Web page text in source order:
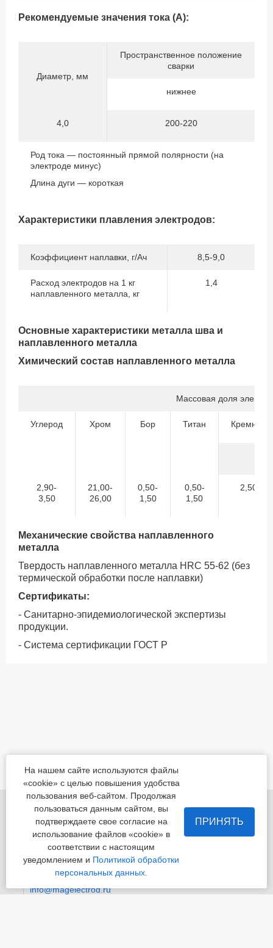
Рекомендуемые значения тока (А):
Диаметр, мм
Пространственное положение
сварки
нижнее
4,0 200-220
Род тока — постоянный прямой полярности (на
электроде минус)
Длина дуги — короткая
Характеристики плавления электродов:
Коэффициент наплавки, г/Ач 8,5-9,0
Расход электродов на 1 кг
наплавленного металла, кг
1,4
Основные характеристики металла шва и
наплавленного металла
Химический состав наплавленного металла
Массовая доля
Углерод Хром Бор Титан Кремний
2,90-
3,50
21,00-
26,00
0,50-
1,50
0,50-
1,50
2,50
Механические свойства наплавленного
металла
Твердость наплавленного металла НRC 55-62 (без
термической обработки после наплавки)
Сертификаты:
- Санитарно-эпидемиологической экспертизы
продукции.
- Система сертификации ГОСТ Р
455022, Челябинская обл., Магнитогорск, шоссе
Белорецкое, д.5
пн - пт с 8:00 до 17:00 сб-вс-вых.
Приемная +7 (3519) 24-07-29
info@magelectrod.ru
На нашем сайте используются файлы
«cookie» с целью повышения удобства
пользования веб-сайтом. Продолжая
пользоваться данным сайтом, вы
подтверждаете свое согласие на
использование файлов «cookie» в
соответствии с настоящим
уведомлением и Политикой обработки
персональных данных.
ПРИНЯТЬ